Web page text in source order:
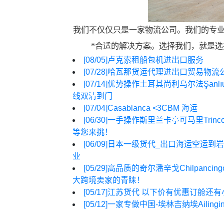
我们不仅仅只是一家物流公司。我们的专
*合适的解决方案。选择我们，就是
[08/05] 卢克索租船包机进出口服务
[07/28]哈瓦那货运代理进出口贸易物流
[07/14]优势操作土耳其尚利乌尔法
线双清到门
[07/04]Casablanca <3CBM 海运
[06/30]一手操作斯里兰卡亭可马里
等您来挑！
[06/09] 日本一级货代_出口海运空运到
业
[05/29]高品质的奇尔潘辛戈
大跨境卖家的青睐！
[05/17]江苏货代 以下价有优惠订舱还有
[05/12]一家专做中国-埃林吉纳埃